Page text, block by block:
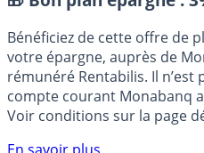
🎁 Bon plan épargne :
Bénéficiez de cette offre de
votre épargne, auprès de
rémunéré Rentabilis. Il n’est
compte courant Monabanq
Voir conditions sur la page